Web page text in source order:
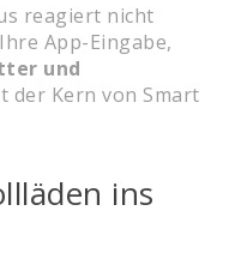
reagiert nicht
App-Eingabe,
und
der Kern von Smart
ins